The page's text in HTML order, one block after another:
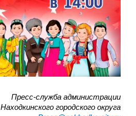
Пресс-служба администрации
Находкинского городского округа